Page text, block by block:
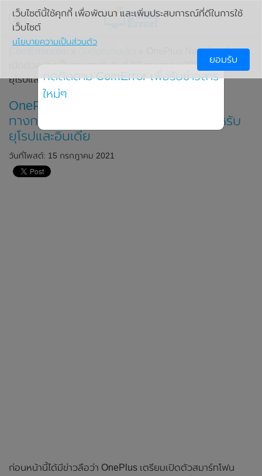
» OnePlus Nord 2 เตรียม
เปิดตัวอย่างเป็นทางการในวันที่ 22 กรกฎาคม 2021 นี้ สำหรับ
ยุโรปและอินเดีย
OnePlus Nord 2 เตรียมเปิดตัวอย่างเป็น
ทางการในวันที่ 22 กรกฎาคม 2021 นี้ สำหรับ
ยุโรปและอินเดีย
วันที่โพสต์: 15 กรกฎาคม 2021
ก่อนหน้านี้ได้มีข่าวลือว่า OnePlus เตรียมเปิดตัวสมาร์ทโฟน
เว็บไซต์นี้ใช้คุกกี้ เพื่อพัฒนา และเพิ่มประสบการณ์ที่ดีในการใช้
เว็บไซต์
นโยบายความเป็นส่วนตัว
ยอมรับ
กดติดตาม ComError เพื่อรับข่าวสาร
ใหม่ๆ